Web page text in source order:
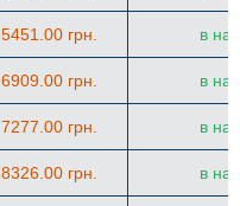
5451.00 грн. в
6909.00 грн. в
7277.00 грн. в
8326.00 грн. в